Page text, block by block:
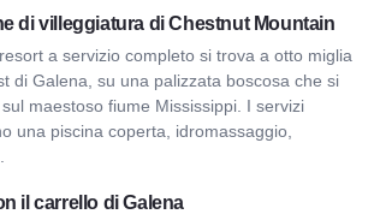
di villeggiatura di Chestnut Mountain
a servizio completo si trova a otto miglia
di Galena, su una palizzata boscosa che si
maestoso fiume Mississippi. I servizi
una piscina coperta, idromassaggio,
Mountain Resort
il carrello di Galena
Tours